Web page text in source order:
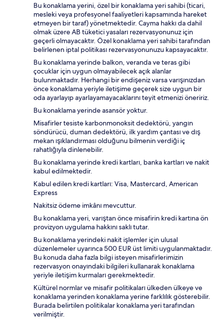
Bu konaklama yerini, özel bir konaklama yeri sahibi (ticari,
mesleki veya profesyonel faaliyetleri kapsamında hareket
etmeyen bir taraf) yönetmektedir. Cayma hakkı da dahil
olmak üzere AB tüketici yasaları rezervasyonunuz için
geçerli olmayacaktır. Özel konaklama yeri sahibi tarafından
belirlenen iptal politikası rezervasyonunuzu kapsayacaktır.
Bu konaklama yerinde balkon, veranda ve teras gibi
çocuklar için uygun olmayabilecek açık alanlar
bulunmaktadır. Herhangi bir endişeniz varsa varışınızdan
önce konaklama yeriyle iletişime geçerek size uygun bir
oda ayarlayıp ayarlayamayacaklarını teyit etmenizi öneririz.
Bu konaklama yerinde asansör yoktur.
Misafirler tesiste karbonmonoksit dedektörü, yangın
söndürücü, duman dedektörü, ilk yardım çantası ve dış
mekan ışıklandırması olduğunu bilmenin verdiği iç
rahatlığıyla dinlenebilir.
Bu konaklama yerinde kredi kartları, banka kartları ve nakit
kabul edilmektedir.
Kabul edilen kredi kartları: Visa, Mastercard, American
Express
Nakitsiz ödeme imkânı mevcuttur.
Bu konaklama yeri, varıştan önce misafirin kredi kartına ön
provizyon uygulama hakkını saklı tutar.
Bu konaklama yerindeki nakit işlemler için ulusal
düzenlemeler uyarınca 500 EUR üst limiti uygulanmaktadır.
Bu konuda daha fazla bilgi isteyen misafirlerimizin
rezervasyon onayındaki bilgileri kullanarak konaklama
yeriyle iletişim kurmaları gerekmektedir.
Kültürel normlar ve misafir politikaları ülkeden ülkeye ve
konaklama yerinden konaklama yerine farklılık gösterebilir.
Burada belirtilen politikalar konaklama yeri tarafından
verilmiştir.